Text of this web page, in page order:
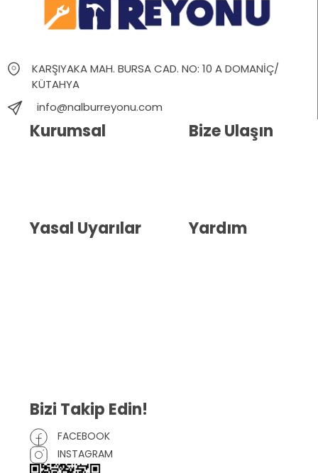
KARŞIYAKA MAH. BURSA CAD. NO: 10 A DOMANİÇ/
KÜTAHYA
info@nalburreyonu.com
Kurumsal
Yasal Uyarılar
Bize Ulaşın
Yardım
Bizi Takip Edin!
FACEBOOK
INSTAGRAM